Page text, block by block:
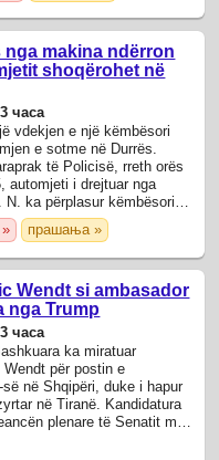
makina ndërron
shoqërohet në
часа
vdekjen e një këmbësori
e sotme në Durrës.
të Policisë, rreth orës
automjeti i drejtuar nga
ka përplasur këmbësorin
прашања »
Wendt si ambasador
nga Trump
часа
ka miratuar
Wendt për postin e
në Shqipëri, duke i hapur
në Tiranë. Kandidatura
plenare të Senatit me
pas mbështetjes ...